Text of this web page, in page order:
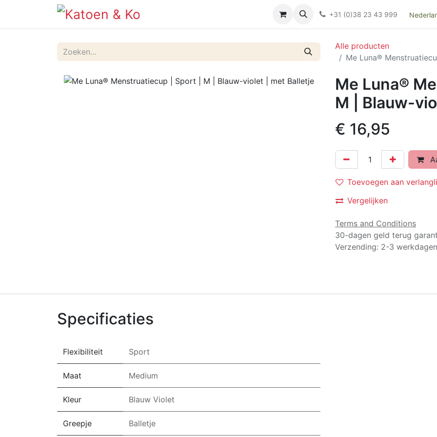
Kieswijzer nacht- en kraamverband
+31 (0)38 23 43 999
Alle producten
Me Luna®
Me Luna®
M | Blauw-
€ 16,95
Toevoegen aan
Vergelijken
Terms and Conditions
30-dagen geld terug
Verzending: 2-3 werkdagen
Specificaties
Flexibiliteit Sport
Maat Medium
Kleur Blauw Violet
Greepje Balletje